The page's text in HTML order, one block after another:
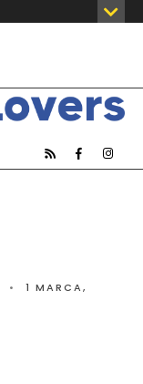
•
1 MARCA,